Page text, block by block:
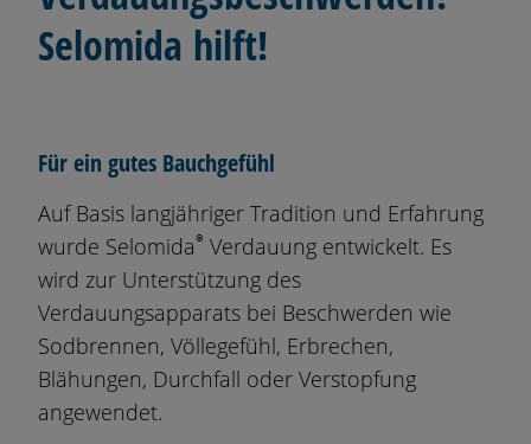
Selomida hilft!
Für ein gutes Bauchgefühl
Auf Basis langjähriger Tradition und Erfahrung
wurde Selomida® Verdauung entwickelt. Es
wird zur Unterstützung des
Verdauungsapparats bei Beschwerden wie
Sodbrennen, Völlegefühl, Erbrechen,
Blähungen, Durchfall oder Verstopfung
angewendet.